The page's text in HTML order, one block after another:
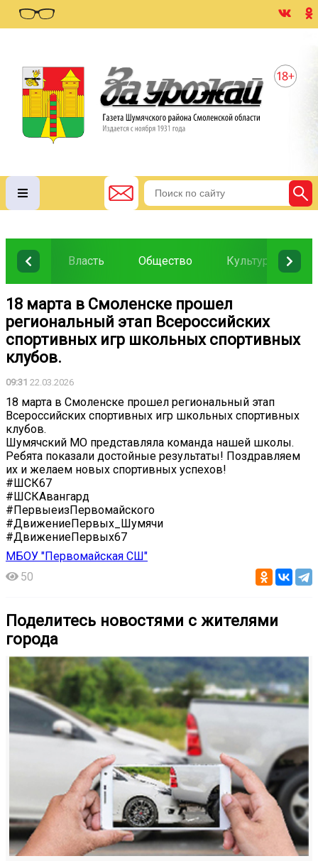
Власть Общество Культура
18 марта в Смоленске прошел
региональный этап Всероссийских
спортивных игр школьных спортивных
клубов.
09:31 22.03.2026
18 марта в Смоленске прошел региональный этап
Всероссийских спортивных игр школьных спортивных
клубов.
Шумячский МО представляла команда нашей школы.
Ребята показали достойные результаты! Поздравляем
их и желаем новых спортивных успехов!
#ШСК67
#ШСКАвангард
#ПервыеизПервомайского
#ДвижениеПервых_Шумячи
#ДвижениеПервых67
МБОУ "Первомайская СШ"
50
Поделитесь новостями с жителями
города